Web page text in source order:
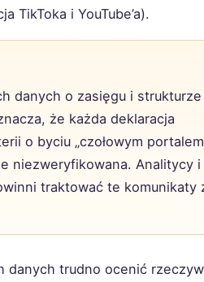
TikToka i YouTube’a).
danych o zasięgu i strukturze
że każda deklaracja
o byciu „czołowym
niezweryfikowana. Analitycy i
traktować te komunikaty
danych trudno ocenić